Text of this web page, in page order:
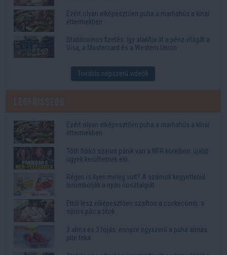
Ezért olyan elképesztően puha a marhahús a kínai
éttermekben
Stabilcoinos fizetés: így alakítja át a pénz világát a
Visa, a Mastercard és a Western Union
További népszerű videók
Ezért olyan elképesztően puha a marhahús a kínai
éttermekben
Tóth Ildikó szerint pánik van a NER köreiben: újabb
ügyek kerülhetnek elő
Régen is ilyen meleg volt? A számok kegyetlenül
lerombolják a nyári nosztalgiát
Ettől lesz elképesztően szaftos a csirkecomb: a
sörös pác a titok
3 alma és 3 tojás: ennyire egyszerű a puha almás
pite titka